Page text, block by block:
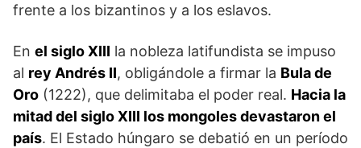
frente a los bizantinos y a los eslavos.
En el siglo XIII la nobleza latifundista se impuso
al rey Andrés II, obligándole a firmar la Bula de
Oro (1222), que deli­mitaba el poder real. Hacia la
mitad del siglo XIII los mongoles devastaron el
país. El Estado húngaro se debatió en un período